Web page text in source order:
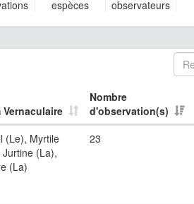
espèces
observateurs
Vernaculaire
Nombre
d'observation(s)
(Le), Myrtile
Jurtine (La),
(La)
23